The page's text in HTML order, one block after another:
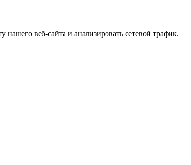
веб-сайта и анализировать сетевой трафик.